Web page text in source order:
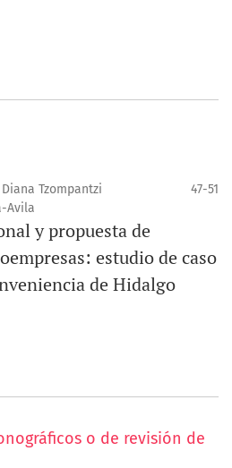
Tzompantzi
Avila
47-51
y propuesta de
estudio de caso
de Hidalgo
o de revisión de